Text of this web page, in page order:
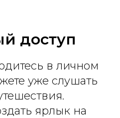
доступ
в личном
уже слушать
ярлык на